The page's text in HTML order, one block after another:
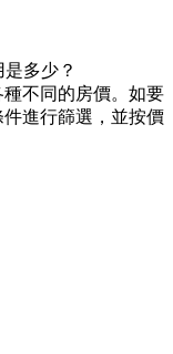
多少？
不同的房價。如要
進行篩選，並按價